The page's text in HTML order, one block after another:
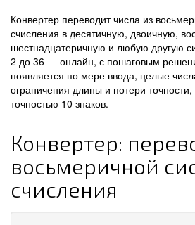
Конвертер переводит числа из
счисления в десятичную, двоичную,
шестнадцатеричную и любую другую
2 до 36 — онлайн, с пошаговым
появляется по мере ввода, целые
ограничения длины и потери
точностью 10 знаков.
Конвертер:
восьмеричной
счисления